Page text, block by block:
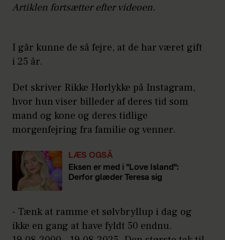
Artiklen fortsætter efter videoen.
I går kunne de så fejre, at de har været gift
i 25 år.
Det skriver Rikke Hørlykke på Instagram,
hvor hun viser billeder af deres tid som
mand og kone og deres tidlige
morgenfejring fra familie og venner.
LÆS OGSÅ
Eksen er med i "Love Island":
Derfor glæder Teresa sig
- Tænk at ramme et sølvbryllup i dag og
ikke en gang at have fyldt 50 endnu.